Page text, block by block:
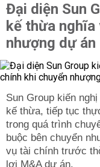
Đại diện Sun
kế thừa
nhượng dự án
Sun Group kiến
kế thừa, tiếp tục
trong quá trình
buộc bên chuyển
vụ tài chính trước
lợi M&A dự án.